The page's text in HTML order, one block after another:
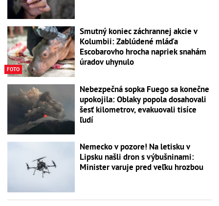
FOTO
Smutný koniec záchrannej akcie v
Kolumbii: Zablúdené mláďa
Escobarovho hrocha napriek snahám
úradov uhynulo
Nebezpečná sopka Fuego sa konečne
upokojila: Oblaky popola dosahovali
šesť kilometrov, evakuovali tisíce
ľudí
Nemecko v pozore! Na letisku v
Lipsku našli dron s výbušninami:
Minister varuje pred veľku hrozbou